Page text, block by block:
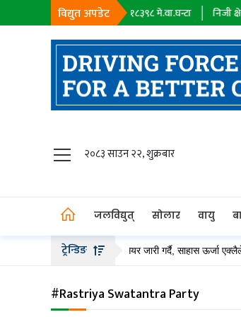
विद्युत अपडेट
सहायक कम्पनी :१८३९८मे.वा.घन्टा निजी क्षेत्र :
२०८३ साउन २२, शुक्रबार
जलविद्युत् सोलार वायु
वायु
बायोग्यास
पेट्रोलियम
ट्रेन्डिङ
२० अर्ब बढीको हकप्रद सेयर जारी गर्दै, साहास ऊर्जा एक्लैले
#Rastriya Swatantra Party